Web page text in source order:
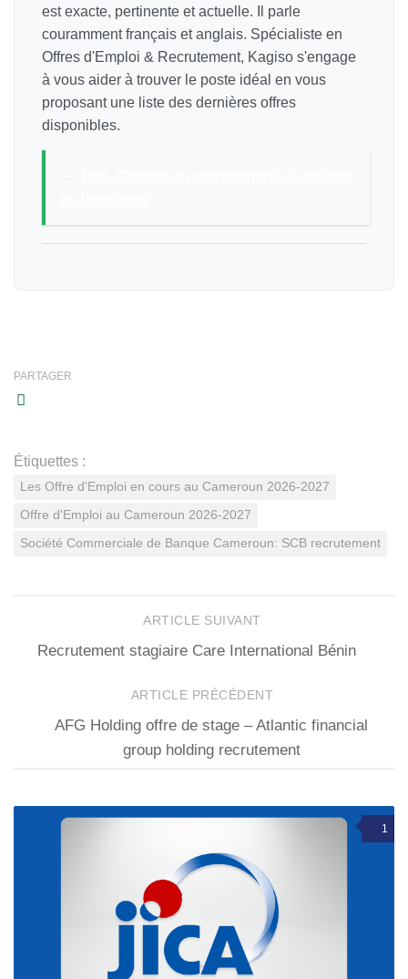
est exacte, pertinente et actuelle. Il parle
couramment français et anglais. Spécialiste en
Offres d'Emploi & Recrutement, Kagiso s'engage
à vous aider à trouver le poste idéal en vous
proposant une liste des dernières offres
disponibles.
PARTAGER
Étiquettes :
Les Offre d'Emploi en cours au Cameroun 2026-2027
Offre d'Emploi au Cameroun 2026-2027
Société Commerciale de Banque Cameroun: SCB recrutement
ARTICLE SUIVANT
Recrutement stagiaire Care International Bénin
ARTICLE PRÉCÉDENT
AFG Holding offre de stage – Atlantic financial
group holding recrutement
1